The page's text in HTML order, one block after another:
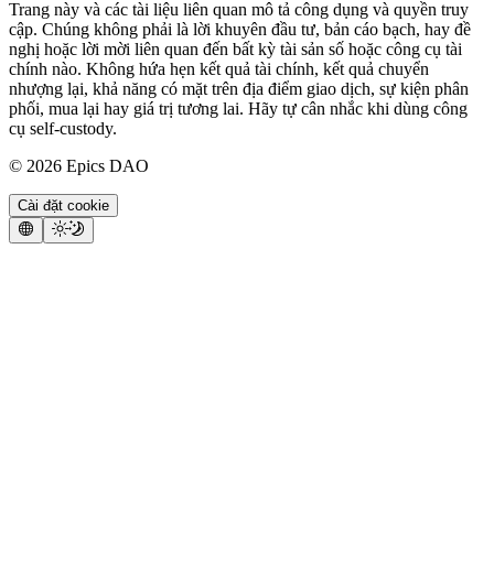
Trang này và các tài liệu liên quan mô tả công dụng và quyền truy
cập. Chúng không phải là lời khuyên đầu tư, bản cáo bạch, hay đề
nghị hoặc lời mời liên quan đến bất kỳ tài sản số hoặc công cụ tài
chính nào. Không hứa hẹn kết quả tài chính, kết quả chuyển
nhượng lại, khả năng có mặt trên địa điểm giao dịch, sự kiện phân
phối, mua lại hay giá trị tương lai. Hãy tự cân nhắc khi dùng công
cụ self-custody.
© 2026 Epics DAO
Cài đặt cookie